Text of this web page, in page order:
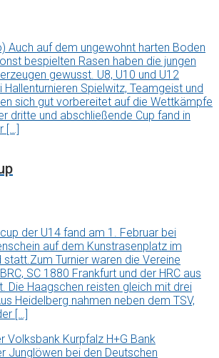
Auch auf dem ungewohnt harten Boden
bespielten Rasen haben die jungen
gewusst. U8, U10 und U12
Spielwitz, Teamgeist und
sich gut vorbereitet auf die Wettkämpfe
dritte und abschließende Cup fand in
[…]
der U14 fand am 1. Februar bei
auf dem Kunstrasenplatz im
Turnier waren die Vereine
SC 1880 Frankfurt und der HRC aus
Die Haagschen reisten gleich mit drei
Heidelberg nahmen neben dem TSV,
[…]
Volksbank Kurpfalz H+G Bank
Junglöwen bei den Deutschen